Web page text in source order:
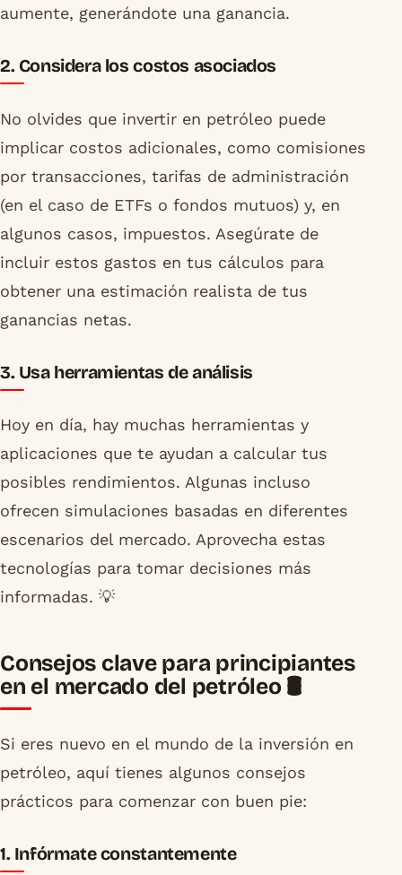
aumente, generándote una ganancia.
2. Considera los costos asociados
No olvides que invertir en petróleo puede
implicar costos adicionales, como comisiones
por transacciones, tarifas de administración
(en el caso de ETFs o fondos mutuos) y, en
algunos casos, impuestos. Asegúrate de
incluir estos gastos en tus cálculos para
obtener una estimación realista de tus
ganancias netas.
3. Usa herramientas de análisis
Hoy en día, hay muchas herramientas y
aplicaciones que te ayudan a calcular tus
posibles rendimientos. Algunas incluso
ofrecen simulaciones basadas en diferentes
escenarios del mercado. Aprovecha estas
tecnologías para tomar decisiones más
informadas. 💡
Consejos clave para principiantes
en el mercado del petróleo 🛢️
Si eres nuevo en el mundo de la inversión en
petróleo, aquí tienes algunos consejos
prácticos para comenzar con buen pie:
1. Infórmate constantemente